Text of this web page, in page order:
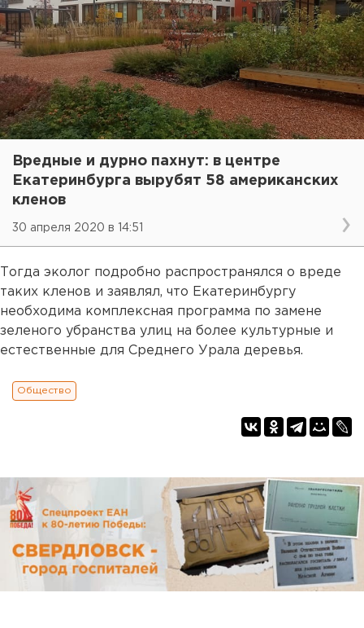
Вредные и дурно пахнут: в центре
Екатеринбурга вырубят 58 американских
кленов
30 апреля 2020 в 14:51
Тогда эколог подробно распространялся о вреде
таких кленов и заявлял, что Екатеринбургу
необходима комплексная программа по замене
зеленого убранства улиц на более культурные и
естественные для Среднего Урала деревья.
Общество